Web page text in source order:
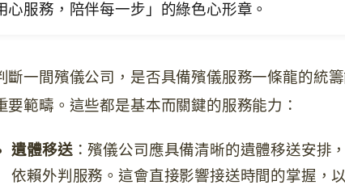
斷一間殯儀公司，是否具備殯儀服務一條龍的統
要範疇。這些都是基本而關鍵的服務能力：
遺體移送：殯儀公司應具備清晰的遺體移送安排
依賴外判服務。這會直接影響接送時間的掌握，